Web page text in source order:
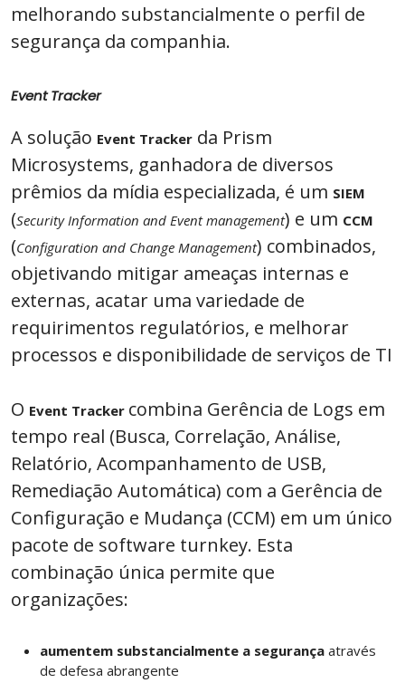
melhorando substancialmente o perfil de
segurança da companhia.
Event Tracker
A solução Event Tracker da Prism
Microsystems, ganhadora de diversos
prêmios da mídia especializada, é um SIEM
(Security Information and Event management) e um CCM
(Configuration and Change Management) combinados,
objetivando mitigar ameaças internas e
externas, acatar uma variedade de
requirimentos regulatórios, e melhorar
processos e disponibilidade de serviços de TI
O Event Tracker combina Gerência de Logs em
tempo real (Busca, Correlação, Análise,
Relatório, Acompanhamento de USB,
Remediação Automática) com a Gerência de
Configuração e Mudança (CCM) em um único
pacote de software turnkey. Esta
combinação única permite que
organizações:
aumentem substancialmente a segurança através
de defesa abrangente